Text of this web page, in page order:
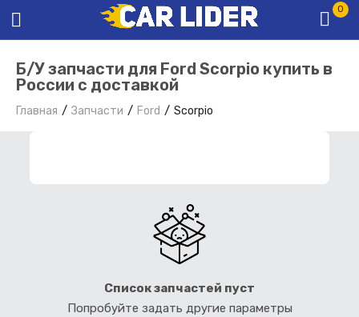
0
Б/У запчасти для Ford Scorpio купить в
России с доставкой
Главная Запчасти Ford Scorpio
Список запчастей пуст
Попробуйте задать другие параметры